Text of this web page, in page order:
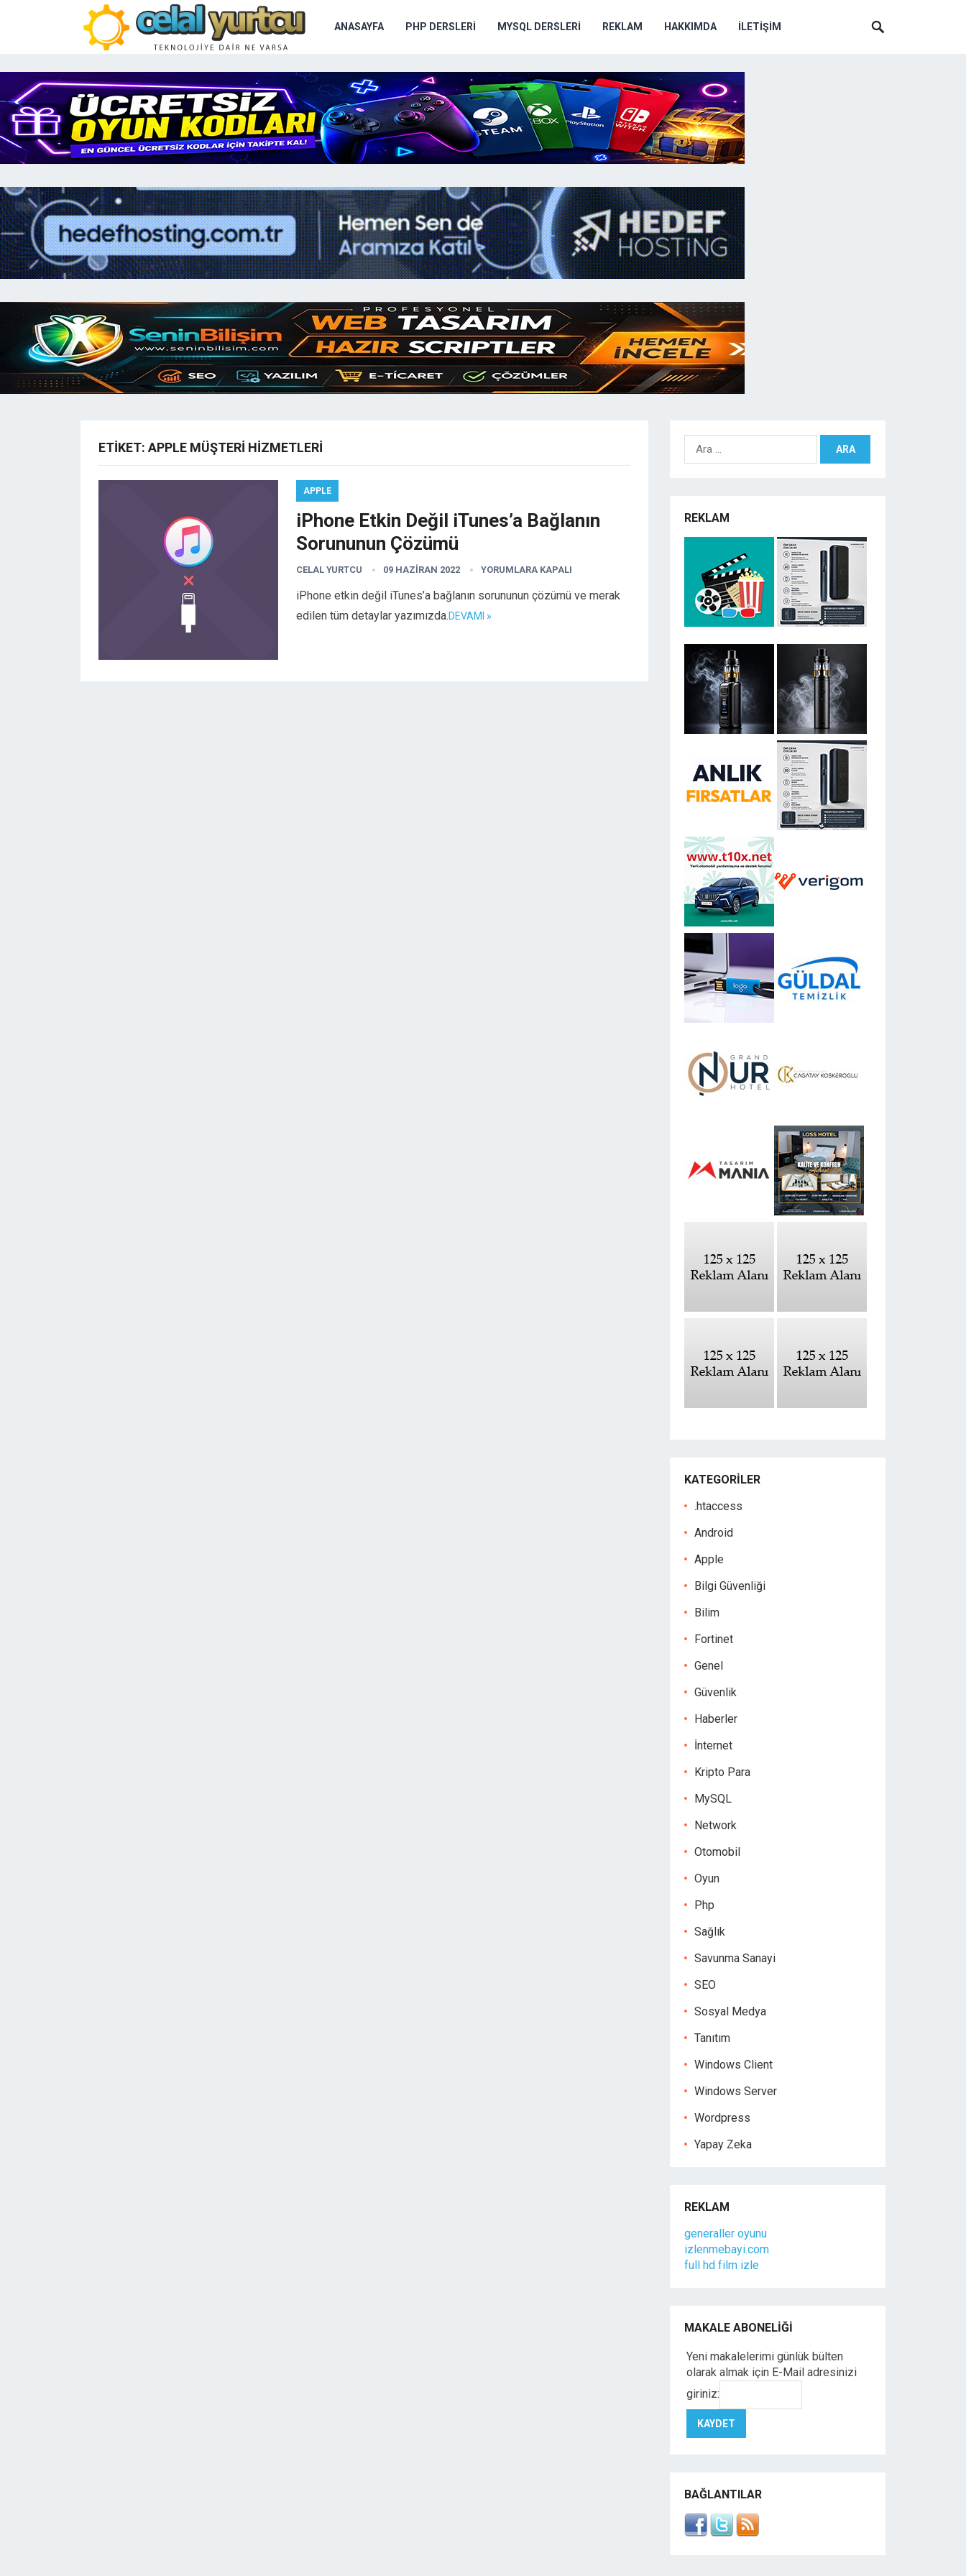
ANASAYFA PHP DERSLERI MYSQL DERSLERI REKLAM HAKKIMDA İLETIŞIM
ETIKET: APPLE MÜŞTERI HIZMETLERI
APPLE
iPhone Etkin Değil iTunes’a Bağlanın
Sorununun Çözümü
CELAL YURTCU 09 HAZIRAN 2022 YORUMLARA KAPALI
iPhone etkin değil iTunes’a bağlanın sorununun çözümü ve merak
edilen tüm detaylar yazımızda.DEVAMI »
Arama:
REKLAM
KATEGORILER
.htaccess
Android
Apple
Bilgi Güvenliği
Bilim
Fortinet
Genel
Güvenlik
Haberler
İnternet
Kripto Para
MySQL
Network
Otomobil
Oyun
Php
Sağlık
Savunma Sanayi
SEO
Sosyal Medya
Tanıtım
Windows Client
Windows Server
Wordpress
Yapay Zeka
REKLAM
generaller oyunu
izlenmebayi.com
full hd film izle
MAKALE ABONELIĞI
Yeni makalelerimi günlük bülten
olarak almak için E-Mail adresinizi
giriniz:
BAĞLANTILAR